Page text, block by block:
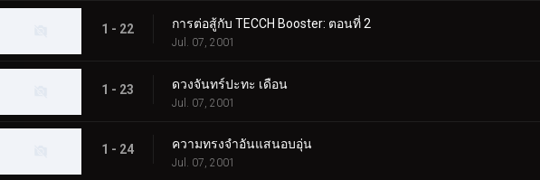
1 - 22 การต่อสู้กับ TECCH Booster: ตอนที่ 2
Jul. 07, 2001
1 - 23 ดวงจันทร์ปะทะ เดือน
Jul. 07, 2001
1 - 24 ความทรงจำอันแสนอบอุ่น
Jul. 07, 2001